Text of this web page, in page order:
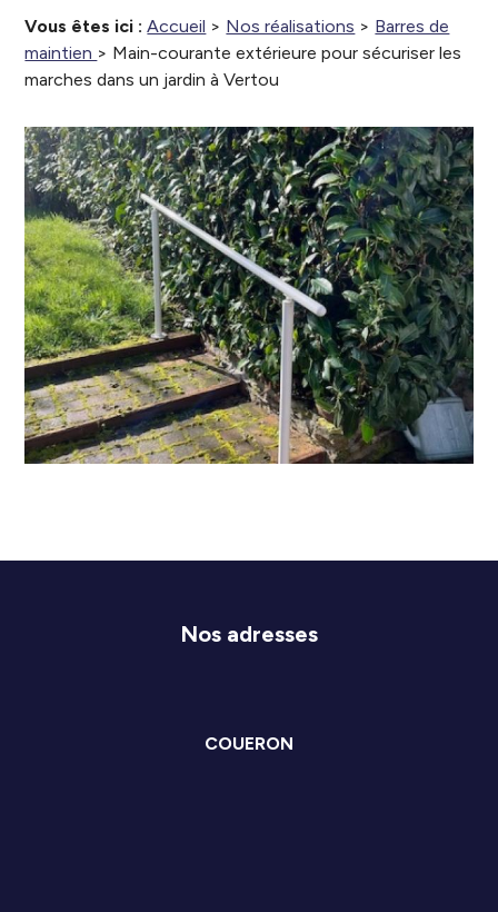
Vous êtes ici :Accueil > Nos réalisations > Barres de
maintien > Main-courante extérieure pour sécuriser les
marches dans un jardin à Vertou
Nos adresses
COUERON